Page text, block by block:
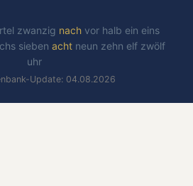
zwanzig nach vor halb ein eins
sieben acht neun zehn elf zwölf
uhr
Update: 04.08.2026